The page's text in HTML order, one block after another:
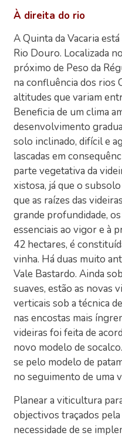
À direita do rio
A Quinta da Vacaria
Rio Douro. Localizada
próximo de Peso da
na confluência dos rios
altitudes que variam
Beneficia de um clima
desenvolvimento
solo inclinado, difícil e
lascadas em
parte vegetativa da
xistosa, já que o
que as raízes das
grande profundidade,
essenciais ao vigor e à
42 hectares, é
vinha. Há duas muito
Vale Bastardo. Ainda
suaves, estão as novas
verticais sob a técnica
nas encostas mais
videiras foi feita de
novo modelo de
se pelo modelo de
no seguimento de uma
Planear a viticultura
objectivos traçados pela
necessidade de se